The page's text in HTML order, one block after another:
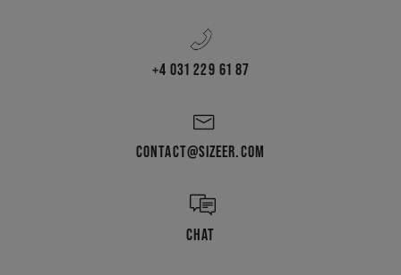
+4 031 229 61 87
CONTACT@SIZEER.COM
CHAT